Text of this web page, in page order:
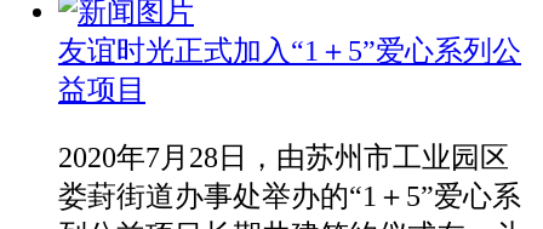
友谊时光正式加入“1＋5”爱心系列公
益项目
2020年7月28日，由苏州市工业园区
娄葑街道办事处举办的“1＋5”爱心系